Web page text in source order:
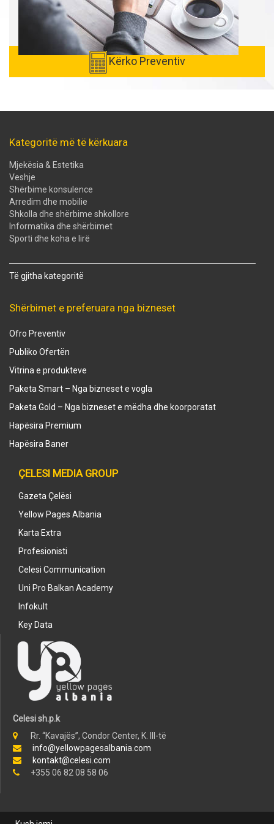
Kërko Preventiv
Kategoritë më të kërkuara
Mjekësia & Estetika
Veshje
Shërbime konsulence
Arredim dhe mobilie
Shkolla dhe shërbime shkollore
Informatika dhe shërbimet
Sporti dhe koha e lirë
Të gjitha kategoritë
Shërbimet e preferuara nga bizneset
Ofro Preventiv
Publiko Ofertën
Vitrina e produkteve
Paketa Smart – Nga bizneset e vogla
Paketa Gold – Nga bizneset e mëdha dhe koorporatat
Hapësira Premium
Hapësira Baner
ÇELESI MEDIA GROUP
Gazeta Çelësi
Yellow Pages Albania
Karta Extra
Profesionisti
Celesi Communication
Uni Pro Balkan Academy
Infokult
Key Data
Celesi sh.p.k
Rr. “Kavajës”, Condor Center, K. III-të
info@yellowpagesalbania.com
kontakt@celesi.com
+355 06 82 08 58 06